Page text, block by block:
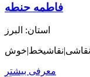
فاطمه حنطه
استان: البرز
معرفی بیشتر